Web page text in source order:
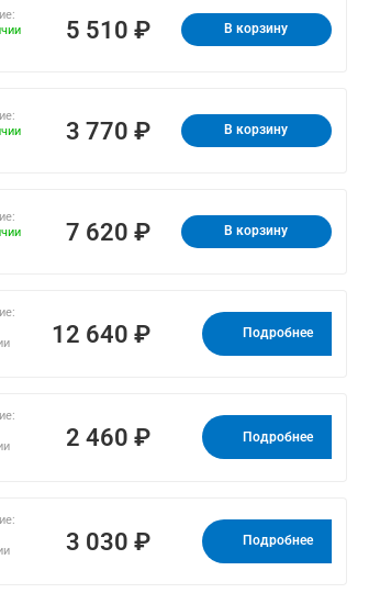
5 510 ₽ В корзину
3 770 ₽ В корзину
7 620 ₽ В корзину
12 640 ₽ Подробнее
2 460 ₽ Подробнее
3 030 ₽ Подробнее